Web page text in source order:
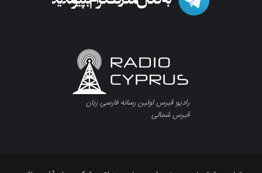
رادیو قبرس اولین رسانه فارسی زبان
قبرس شمالی